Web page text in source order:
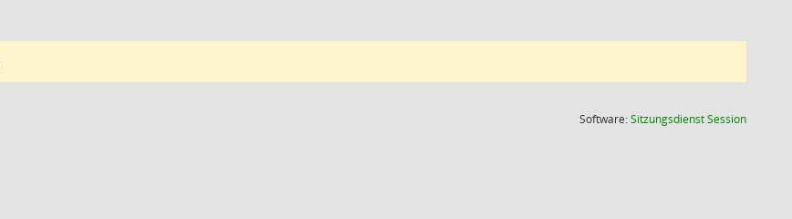
Software:SitzungsdienstSession(Wird in